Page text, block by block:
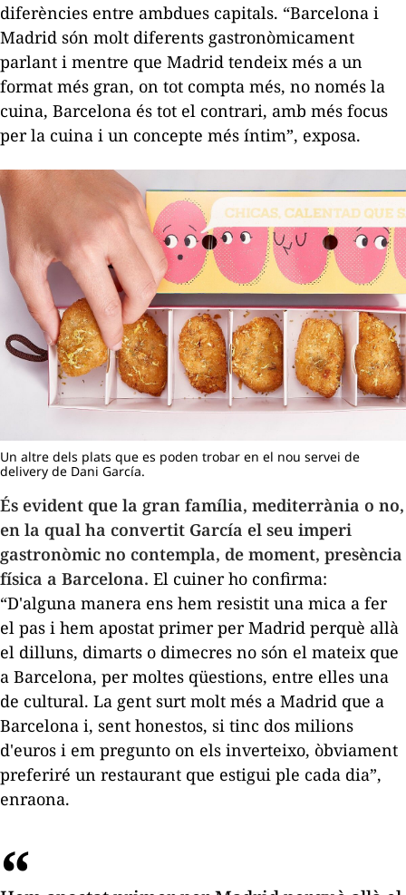
diferències entre ambdues capitals. “Barcelona i
Madrid són molt diferents gastronòmicament
parlant i mentre que Madrid tendeix més a un
format més gran, on tot compta més, no només la
cuina, Barcelona és tot el contrari, amb més focus
per la cuina i un concepte més íntim”, exposa.
Un altre dels plats que es poden trobar en el nou servei de
delivery de Dani García.
És evident que la gran família, mediterrània o no,
en la qual ha convertit García el seu imperi
gastronòmic no contempla, de moment, presència
física a Barcelona. El cuiner ho confirma:
“D'alguna manera ens hem resistit una mica a fer
el pas i hem apostat primer per Madrid perquè allà
el dilluns, dimarts o dimecres no són el mateix que
a Barcelona, per moltes qüestions, entre elles una
de cultural. La gent surt molt més a Madrid que a
Barcelona i, sent honestos, si tinc dos milions
d'euros i em pregunto on els inverteixo, òbviament
preferiré un restaurant que estigui ple cada dia”,
enraona.